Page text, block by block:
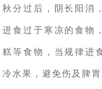
秋分过后，阴长阳消
进食过于寒凉的食物
糕等食物，当规律进
冷水果，避免伤及脾